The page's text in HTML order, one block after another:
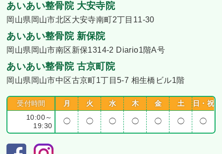
あいあい整骨院 大安寺院
岡山県岡山市北区大安寺南町2丁目11-30
あいあい整骨院 新保院
岡山県岡山市南区新保1314-2 Diario1階A号
あいあい整骨院 古京町院
岡山県岡山市中区古京町1丁目5-7 相生橋ビル1階
受付時間 月 火 水 木 金 土
日・祝
10:00～
19:30
◯ ◯ ◯ ◯ ◯ ◯ ◯